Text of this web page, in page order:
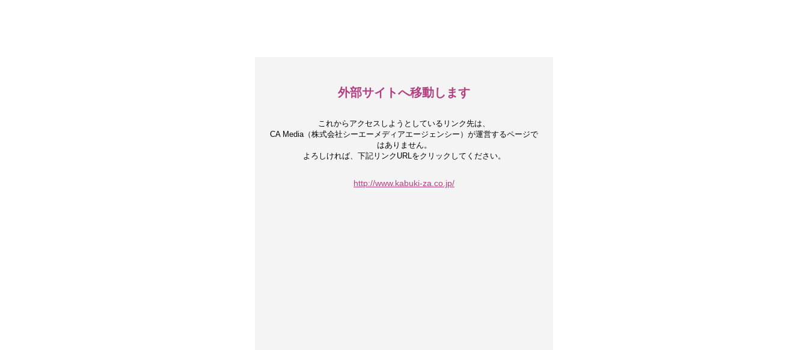
外部サイトへ移動します
これからアクセスしようとしているリンク先は、
CA Media（株式会社シーエーメディアエージェンシー）が運営するページで
はありません。
よろしければ、下記リンクURLをクリックしてください。
http://www.kabuki-za.co.jp/